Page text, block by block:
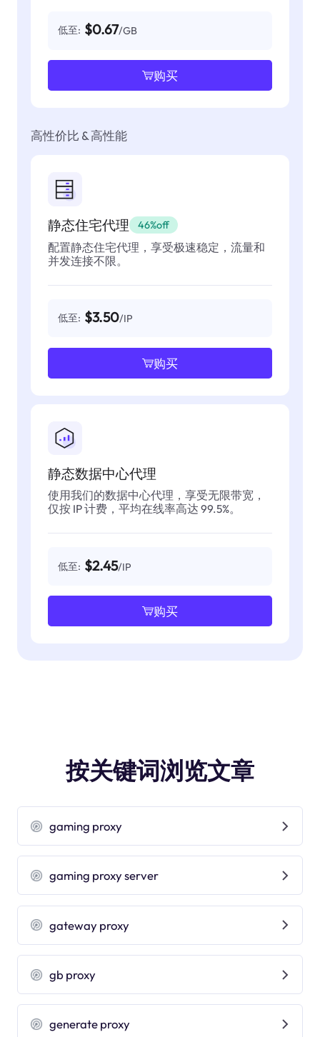
低至: $0.67/GB
购买
高性价比 & 高性能
静态住宅代理 46%off
配置静态住宅代理，享受极速稳定，流量和
并发连接不限。
低至: $3.50/IP
购买
静态数据中心代理
使用我们的数据中心代理，享受无限带宽，
仅按 IP 计费，平均在线率高达 99.5%。
低至: $2.45/IP
购买
按关键词浏览文章
gaming proxy
gaming proxy server
gateway proxy
gb proxy
generate proxy